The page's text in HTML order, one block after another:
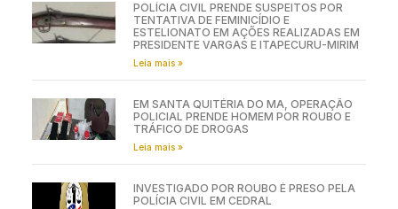
POLÍCIA CIVIL PRENDE SUSPEITOS POR
TENTATIVA DE FEMINICÍDIO E
ESTELIONATO EM AÇÕES REALIZADAS EM
PRESIDENTE VARGAS E ITAPECURU-MIRIM
Leia mais »
EM SANTA QUITÉRIA DO MA, OPERAÇÃO
POLICIAL PRENDE HOMEM POR ROUBO E
TRÁFICO DE DROGAS
Leia mais »
INVESTIGADO POR ROUBO É PRESO PELA
POLÍCIA CIVIL EM CEDRAL